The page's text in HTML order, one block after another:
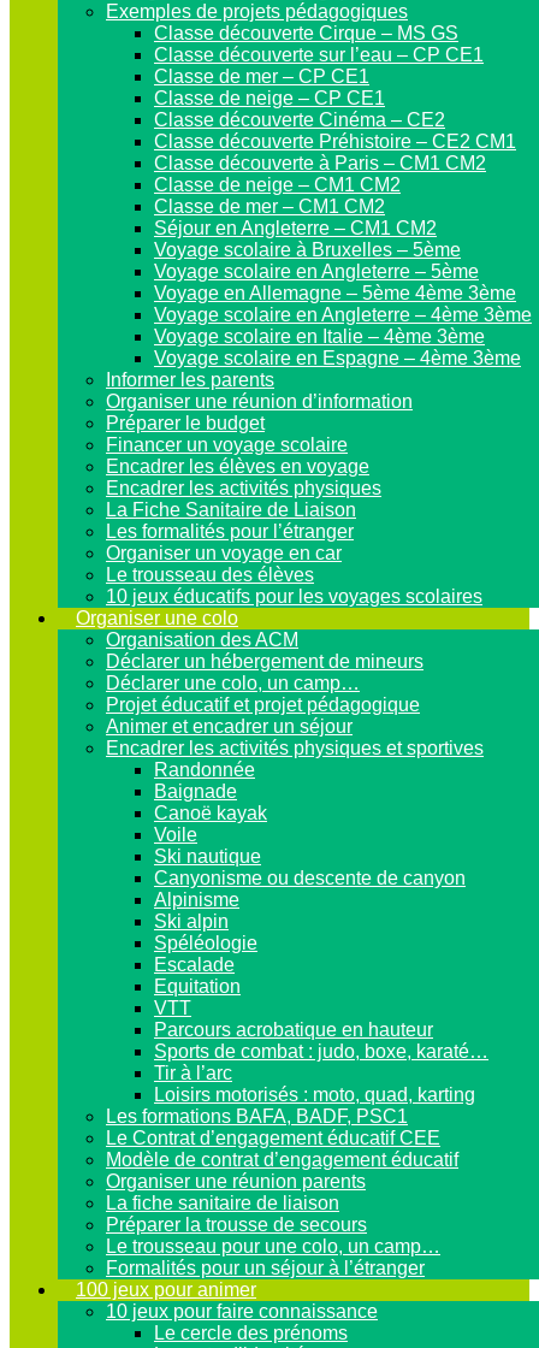
Exemples de projets pédagogiques
Classe découverte Cirque – MS GS
Classe découverte sur l’eau – CP CE1
Classe de mer – CP CE1
Classe de neige – CP CE1
Classe découverte Cinéma – CE2
Classe découverte Préhistoire – CE2 CM1
Classe découverte à Paris – CM1 CM2
Classe de neige – CM1 CM2
Classe de mer – CM1 CM2
Séjour en Angleterre – CM1 CM2
Voyage scolaire à Bruxelles – 5ème
Voyage scolaire en Angleterre – 5ème
Voyage en Allemagne – 5ème 4ème 3ème
Voyage scolaire en Angleterre – 4ème 3ème
Voyage scolaire en Italie – 4ème 3ème
Voyage scolaire en Espagne – 4ème 3ème
Informer les parents
Organiser une réunion d’information
Préparer le budget
Financer un voyage scolaire
Encadrer les élèves en voyage
Encadrer les activités physiques
La Fiche Sanitaire de Liaison
Les formalités pour l’étranger
Organiser un voyage en car
Le trousseau des élèves
10 jeux éducatifs pour les voyages scolaires
Organiser une colo
Organisation des ACM
Déclarer un hébergement de mineurs
Déclarer une colo, un camp…
Projet éducatif et projet pédagogique
Animer et encadrer un séjour
Encadrer les activités physiques et sportives
Randonnée
Baignade
Canoë kayak
Voile
Ski nautique
Canyonisme ou descente de canyon
Alpinisme
Ski alpin
Spéléologie
Escalade
Equitation
VTT
Parcours acrobatique en hauteur
Sports de combat : judo, boxe, karaté…
Tir à l’arc
Loisirs motorisés : moto, quad, karting
Les formations BAFA, BADF, PSC1
Le Contrat d’engagement éducatif CEE
Modèle de contrat d’engagement éducatif
Organiser une réunion parents
La fiche sanitaire de liaison
Préparer la trousse de secours
Le trousseau pour une colo, un camp…
Formalités pour un séjour à l’étranger
100 jeux pour animer
10 jeux pour faire connaissance
Le cercle des prénoms